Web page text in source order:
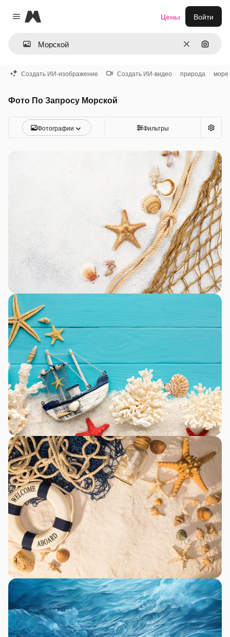
Close menu
Magnific
ОчиститьПоиск
Цены Войти
Создать ИИ-изображение Создать ИИ-видео природа море
Фото По Запросу Морской
Фотографии Фильтры